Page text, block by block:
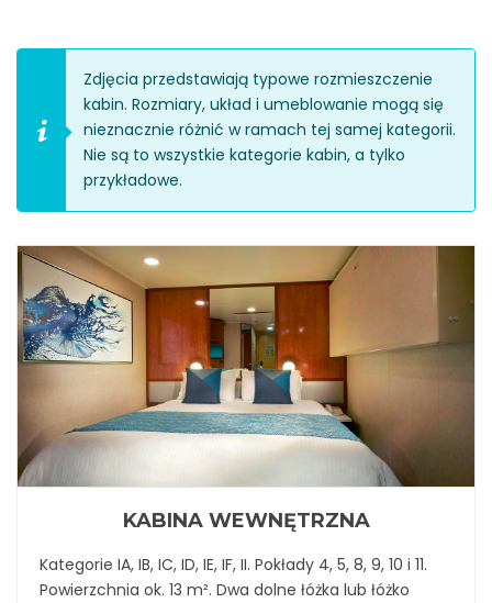
Zdjęcia przedstawiają typowe rozmieszczenie
kabin. Rozmiary, układ i umeblowanie mogą się
nieznacznie różnić w ramach tej samej kategorii.
Nie są to wszystkie kategorie kabin, a tylko
przykładowe.
KABINA WEWNĘTRZNA
Kategorie IA, IB, IC, ID, IE, IF, II. Pokłady 4, 5, 8, 9, 10 i 11.
Powierzchnia ok. 13 m². Dwa dolne łóżka lub łóżko